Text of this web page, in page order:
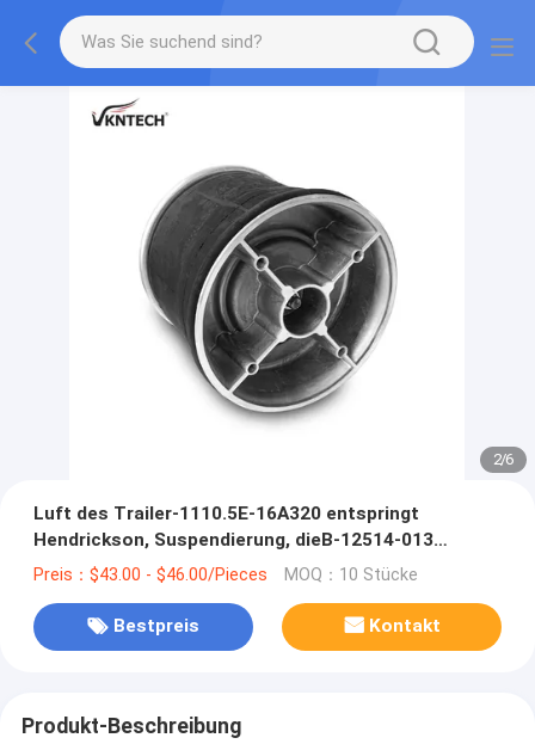
2/6
Luft des Trailer-1110.5E-16A320 entspringt
Hendrickson, Suspendierung, dieB-12514-013
Luftsack
Preis：$43.00 - $46.00/Pieces MOQ：10 Stücke
Bestpreis Kontakt
Produkt-Beschreibung